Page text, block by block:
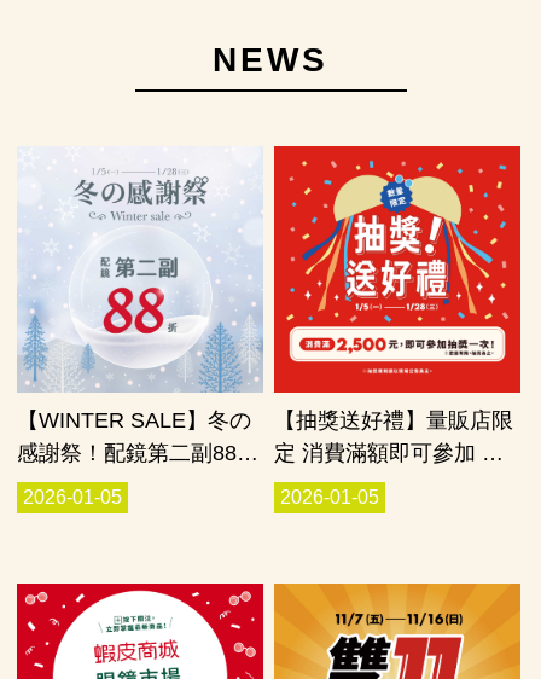
NEWS
【WINTER SALE】冬の
感謝祭！配鏡第二副88
折！
2026-01-05
【抽獎送好禮】量販店限
定 消費滿額即可參加 通
通有獎！
2026-01-05